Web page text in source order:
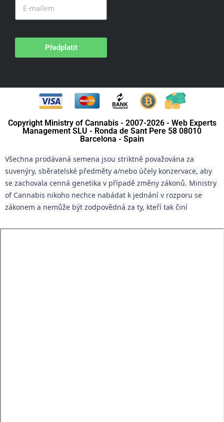
Předplatit
Copyright Ministry of Cannabis - 2007-2026 - Web Experts
Management SLU - Ronda de Sant Pere 58 08010
Barcelona - Spain
Všechna prodávaná semena jsou striktně považována za
suvenýry, sběratelské předměty a/nebo účely konzervace, aby
se zachovala cenná genetika v případě změny zákonů. Ministry
of Cannabis nikoho nechce nabádat k jednání v rozporu se
zákonem a nemůže být zodpovědná za ty, kteří tak činí